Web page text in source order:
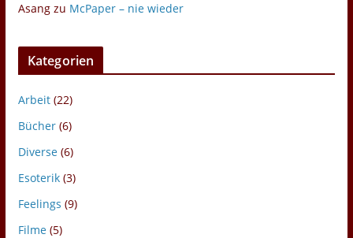
Asangzu McPaper – nie wieder
Kategorien
Arbeit(22)
Bücher(6)
Diverse(6)
Esoterik(3)
Feelings (9)
Filme(5)